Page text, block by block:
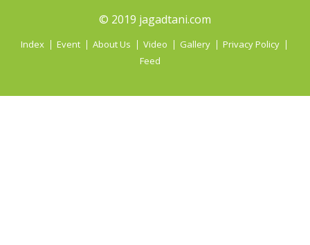
© 2019 jagadtani.com
Index Event About Us Video Gallery
Privacy Policy
Feed